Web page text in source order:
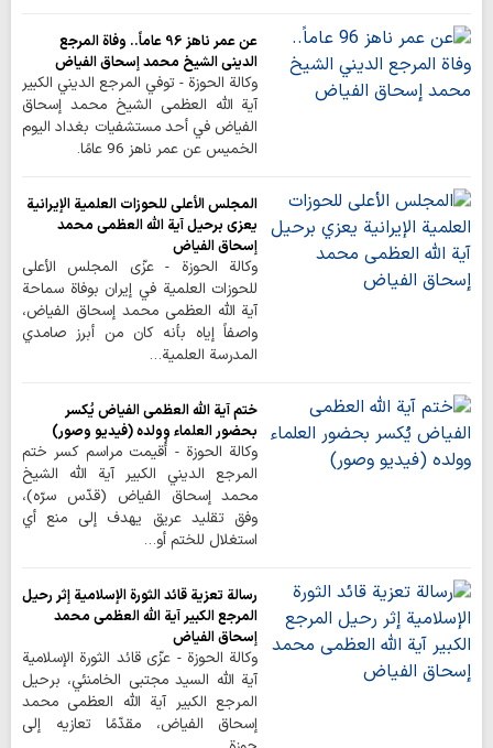
عن عمر ناهز 96 عاماً.. وفاة المرجع
الديني الشيخ محمد إسحاق الفياض
وكالة الحوزة - توفي المرجع الديني الكبير
آية الله العظمى الشيخ محمد إسحاق
الفياض في أحد مستشفيات بغداد اليوم
الخميس عن عمر ناهز 96 عامًا.
المجلس الأعلى للحوزات العلمية الإيرانية
يعزي برحيل آية الله العظمى محمد
إسحاق الفياض
وكالة الحوزة - عزّى المجلس الأعلى
للحوزات العلمية في إيران بوفاة سماحة
آية الله العظمى محمد إسحاق الفياض،
واصفاً إياه بأنه كان من أبرز صامدي
المدرسة العلمية…
ختم آية الله العظمى الفياض يُكسر
بحضور العلماء وولده (فيديو وصور)
وكالة الحوزة - أُقيمت مراسم كسر ختم
المرجع الديني الكبير آية الله الشيخ
محمد إسحاق الفياض (قدّس سرّه)،
وفق تقليد عريق يهدف إلى منع أي
استغلال للختم أو…
رسالة تعزية قائد الثورة الإسلامية إثر رحيل
المرجع الكبير آية الله العظمى محمد
إسحاق الفياض
وكالة الحوزة - عزّى قائد الثورة الإسلامية
آية الله السيد مجتبى الخامنئي، برحيل
المرجع الكبير آية الله العظمى محمد
إسحاق الفياض، مقدّمًا تعازيه إلى